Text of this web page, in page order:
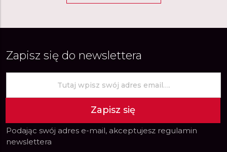
Zapisz się do newslettera
Zapisz się
Podając swój adres e-mail, akceptujesz regulamin
newslettera